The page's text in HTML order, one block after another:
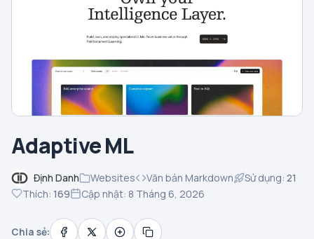
Adaptive ML
Định Danh Websites Văn bản Markdown Sử dụng: 21
Thích: 169 Cập nhật: 8 Tháng 6, 2026
Chia sẻ: